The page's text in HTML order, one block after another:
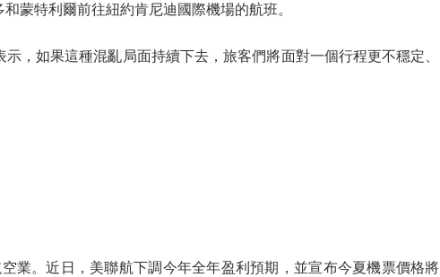
蒙特利爾前往紐約肯尼迪國際機場的航班。
如果這種混亂局面持續下去，旅客們將面對一個行程更不穩定、
。近日，美聯航下調今年全年盈利預期，並宣布今夏機票價格將